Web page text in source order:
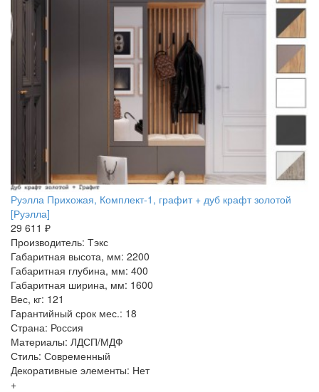
Руэлла Прихожая, Комплект-1, графит + дуб крафт золотой
[Руэлла]
29 611 ₽
Производитель: Тэкс
Габаритная высота, мм: 2200
Габаритная глубина, мм: 400
Габаритная ширина, мм: 1600
Вес, кг: 121
Гарантийный срок мес.: 18
Страна: Россия
Материалы: ЛДСП/МДФ
Стиль: Современный
Декоративные элементы: Нет
+